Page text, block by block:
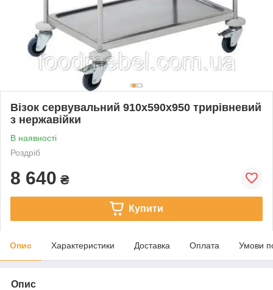
Візок сервувальний 910х590х950 трирівневий
з нержавійки
В наявності
Роздріб
8 640 ₴
Купити
Опис Характеристики Доставка Оплата Умови
Опис